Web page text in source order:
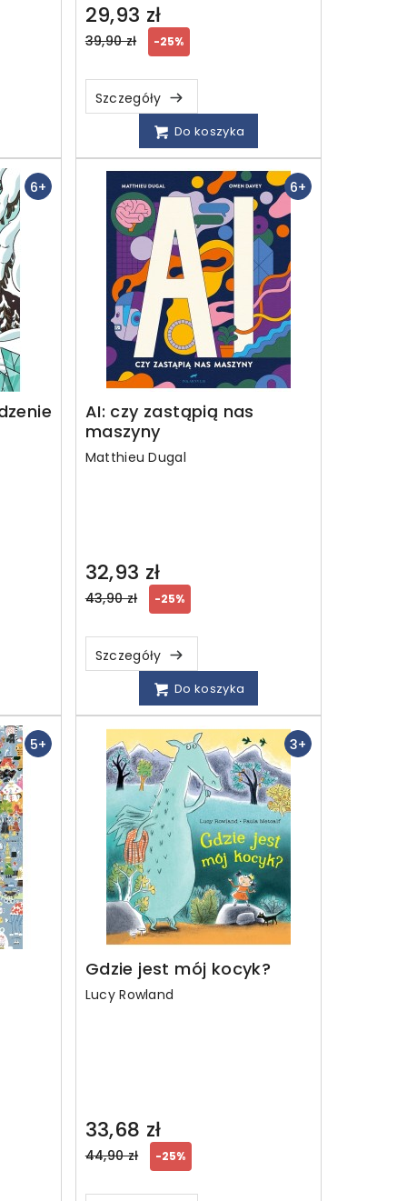
29,93 zł
Regular
39,90 zł -25%
Szczegóły
Do koszyka
6+ 6+
AI: czy zastąpią nas
maszyny
Matthieu Dugal
32,93 zł
Regular
43,90 zł -25%
Szczegóły
Do koszyka
5+ 3+
Gdzie jest mój kocyk?
Lucy Rowland
33,68 zł
Regular
44,90 zł -25%